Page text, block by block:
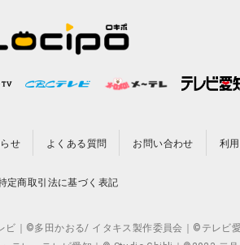
せ よくある質問 お問い合わせ 利
定商取引法に基づく表記
｜©多田かおる/ イタキス製作委員会｜©テレビ